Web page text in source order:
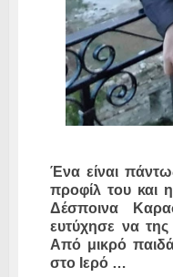
Ένα είναι
προφίλ του και
Δέσποινα
ευτύχησε να
Από μικρό
στο Ιερό …